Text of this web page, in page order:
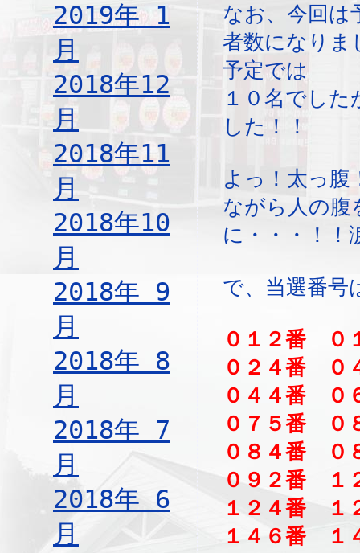
2019年 1
月
2018年12
月
2018年11
月
2018年10
月
2018年 9
月
2018年 8
月
2018年 7
月
2018年 6
月
なお、今回は
者数になりま
予定では
１０名でし
した！！
よっ！太っ腹
ながら人の腹
に・・・！！
で、当選番号
０１２番
０２４番 ０
０４４番
０７５番 ０
０８４番
０９２番 １
１２４番
１４６番 １